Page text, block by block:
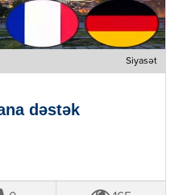
Siyasət
dəstək